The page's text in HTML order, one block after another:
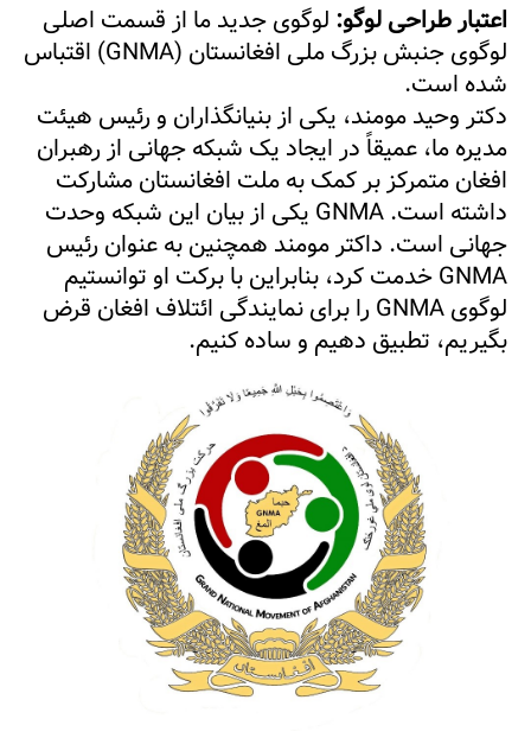
اعتبار طراحی لوگو: لوگوی جدید ما از قسمت اصلی
لوگوی جنبش بزرگ ملی افغانستان (GNMA) اقتباس
شده است.
دکتر وحید مومند، یکی از بنیانگذاران و رئیس هیئت
مدیره ما، عمیقاً در ایجاد یک شبکه جهانی از رهبران
افغان متمرکز بر کمک به ملت افغانستان مشارکت
داشته است. GNMA یکی از بیان این شبکه وحدت
جهانی است. داکتر مومند همچنین به عنوان رئیس
GNMA خدمت کرد، بنابراین با برکت او توانستیم
لوگوی GNMA را برای نمایندگی ائتلاف افغان قرض
بگیریم، تطبیق دهیم و ساده کنیم.